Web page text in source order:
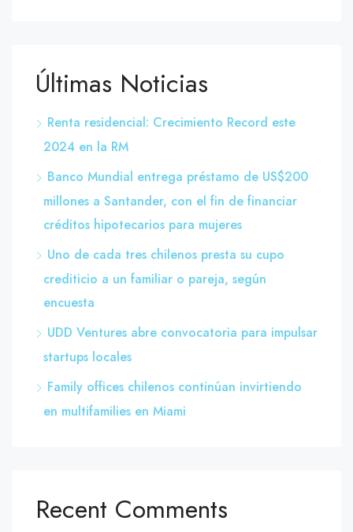
Últimas Noticias
Renta residencial: Crecimiento Record este
2024 en la RM
Banco Mundial entrega préstamo de US$200
millones a Santander, con el fin de financiar
créditos hipotecarios para mujeres
Uno de cada tres chilenos presta su cupo
crediticio a un familiar o pareja, según
encuesta
UDD Ventures abre convocatoria para impulsar
startups locales
Family offices chilenos continúan invirtiendo
en multifamilies en Miami
Recent Comments